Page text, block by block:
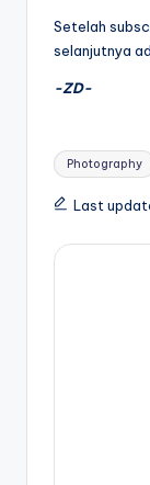
Setelah
selanjutnya
-ZD-
Tags:
Photography
Last